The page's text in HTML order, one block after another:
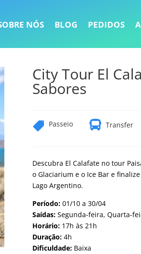
NÓS BLOG PEDIDOS
City Tour El
Sabores
 Passeio  Transfer
Descubra El Calafate no tour
o Glaciarium e o Ice Bar e
Lago Argentino.
Período: 01/10 a 30/04
Saídas: Segunda-feira, Quarta-
Horário: 17h às 21h
Duração:4h
Dificuldade: Baixa